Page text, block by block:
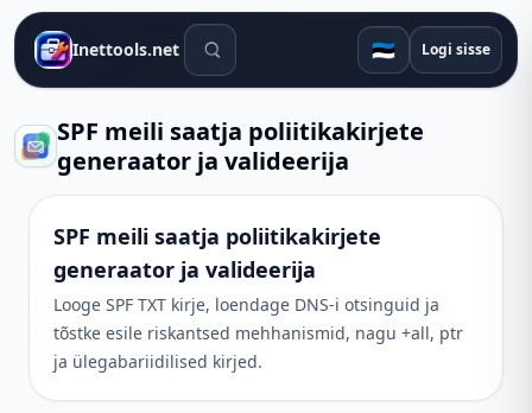
Inettools.net Otsingutööriistad 🇪🇪 Logi sisse
SPF meili saatja poliitikakirjete
generaator ja valideerija
SPF meili saatja poliitikakirjete
generaator ja valideerija
Looge SPF TXT kirje, loendage DNS-i otsinguid ja
tõstke esile riskantsed mehhanismid, nagu +all, ptr
ja ülegabariidilised kirjed.